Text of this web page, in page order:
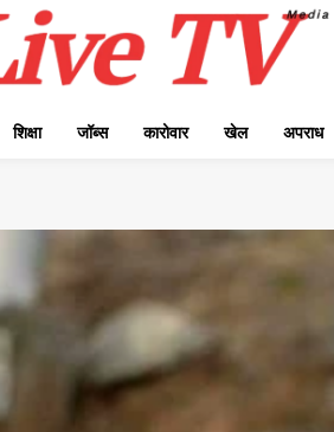
शिक्षा जॉब्स कारोवार खेल अपराध